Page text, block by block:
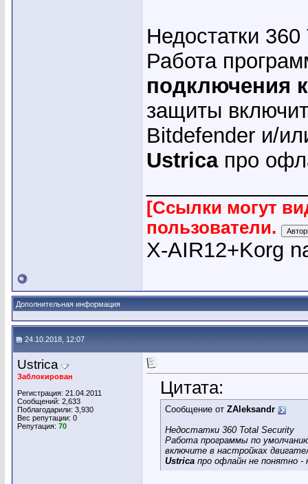
Недостатки
Работа
подключения
защиты
Bitdefender и/
Ustricaпро
[Ссылки могут
пользователи.
X-AIR12+Korg
Дополнительная информация
24.10.2018, 12:07
Ustrica
Заблокирован
Регистрация: 21.04.2011
Сообщений: 2,633
Поблагодарили: 3,930
Вес репутации: 0
Репутация: 70
Цитата:
Сообщение от ZAleksandr
Недостатки 360 Total Security
Работа программы по
включите в настройках
Ustrica про офлайн не понятно -